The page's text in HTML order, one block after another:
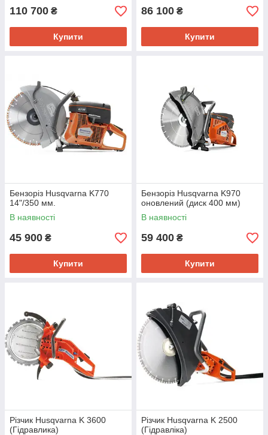
110 700 ₴
Купити
86 100 ₴
Купити
Бензоріз Husqvarna K770
14"/350 мм.
В наявності
45 900 ₴
Купити
Бензоріз Husqvarna K970
оновлений (диск 400 мм)
В наявності
59 400 ₴
Купити
Різчик Husqvarna K 3600
(Гідравлика)
Різчик Husqvarna K 2500
(Гідравліка)